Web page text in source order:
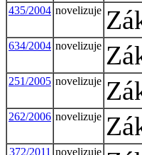
435/2004 novelizuje
634/2004 novelizuje
251/2005 novelizuje
262/2006 novelizuje
372/2011 novelizuje